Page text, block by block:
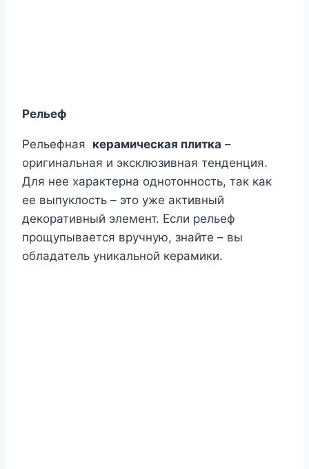
Рельеф
Рельефная керамическая плитка –
оригинальная и эксклюзивная тенденция.
Для нее характерна однотонность, так как
ее выпуклость – это уже активный
декоративный элемент. Если рельеф
прощупывается вручную, знайте – вы
обладатель уникальной керамики.